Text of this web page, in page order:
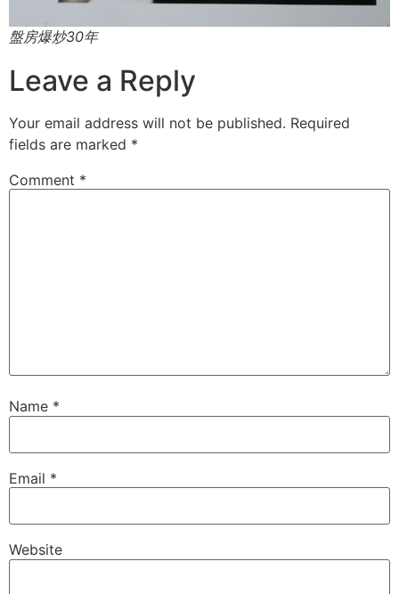
盤房爆炒30年
Leave a Reply
Your email address will not be published. Required
fields are marked *
Comment *
Name *
Email *
Website